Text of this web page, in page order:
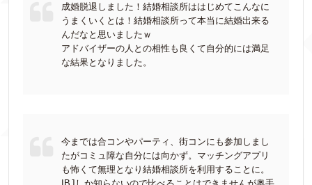
成婚脱退しました！結婚相談所ははじめてこんなに
うまくいくとは！結婚相談所って本当に結婚出来る
んだなと思いましたｗ
アドバイザーの人との相性も良くて自分的には満足
な結果となりました。
今までは合コンやパーティ、街コンにも参加しまし
たがコミュ障な自分には向かず。マッチングアプリ
も怖くて無理となり結婚相談所を利用することに。